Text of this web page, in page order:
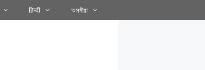
हिन्दी অসমীয়া